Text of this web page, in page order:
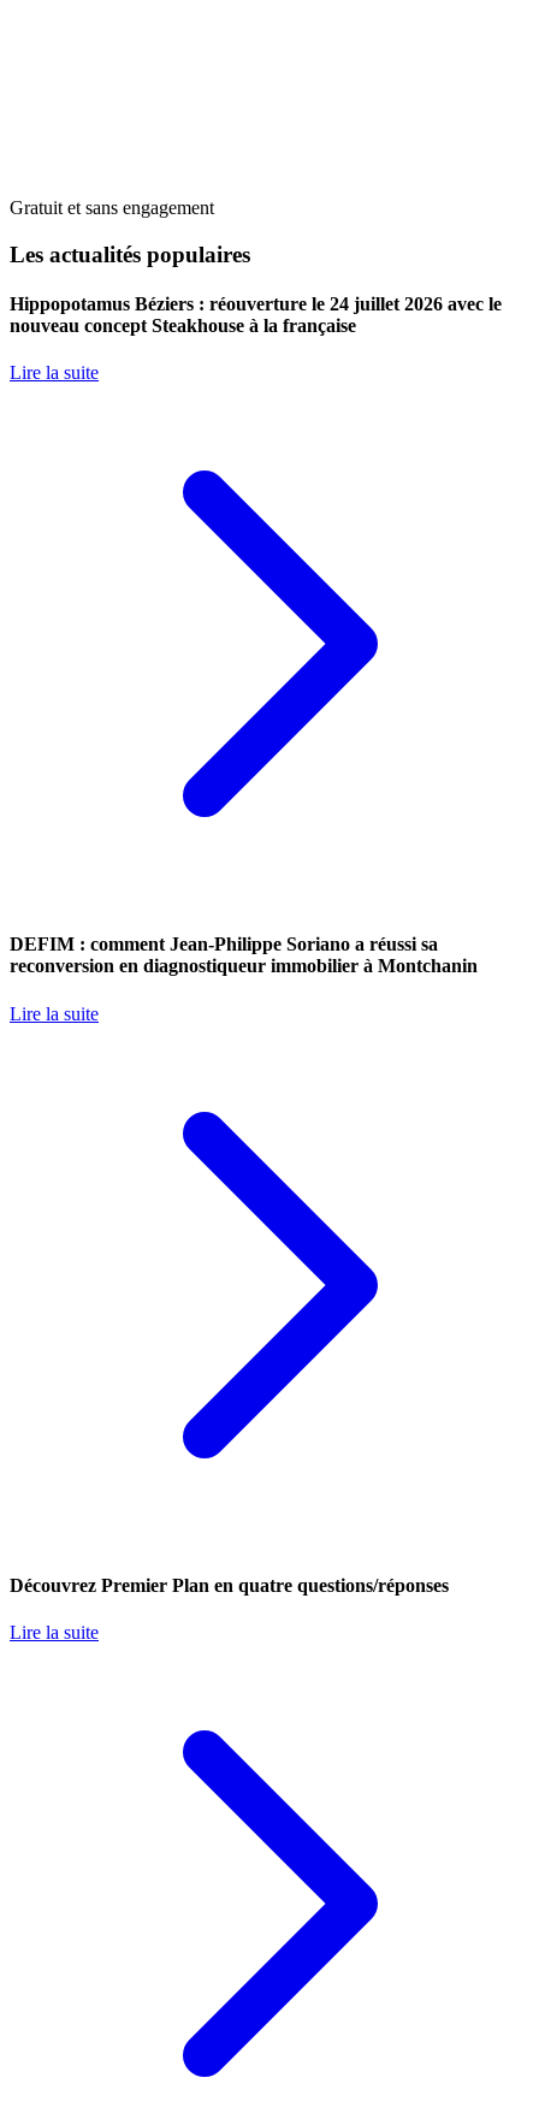
Gratuit et sans engagement
Les actualités populaires
Hippopotamus Béziers : réouverture le 24 juillet 2026 avec le
nouveau concept Steakhouse à la française
Lire la suite
DEFIM : comment Jean-Philippe Soriano a réussi sa
reconversion en diagnostiqueur immobilier à Montchanin
Lire la suite
Découvrez Premier Plan en quatre questions/réponses
Lire la suite